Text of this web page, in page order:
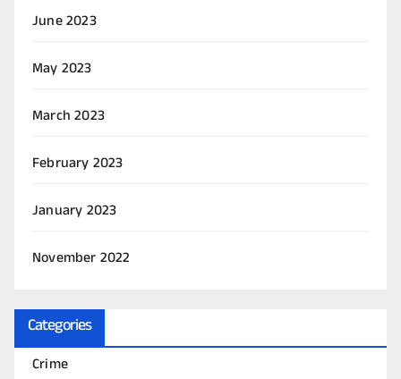
June 2023
May 2023
March 2023
February 2023
January 2023
November 2022
Categories
Crime